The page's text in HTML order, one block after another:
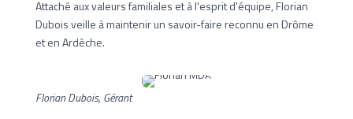
Attaché aux valeurs familiales et à l'esprit d'équipe, Florian
Dubois veille à maintenir un savoir-faire reconnu en Drôme
et en Ardèche.
Florian Dubois, Gérant